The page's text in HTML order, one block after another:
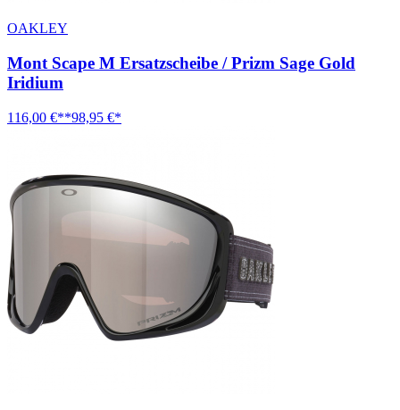
OAKLEY
Mont Scape M Ersatzscheibe / Prizm Sage Gold
Iridium
116,00 €**98,95 €*